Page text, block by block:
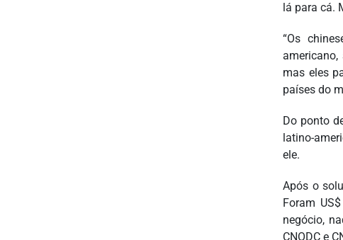
lá para cá.
“Os
mas eles
países do
Do ponto
latino-
ele.
Após o
Foram
negócio,
CNODC e